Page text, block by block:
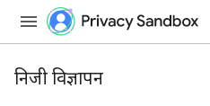
निजी विज्ञापन